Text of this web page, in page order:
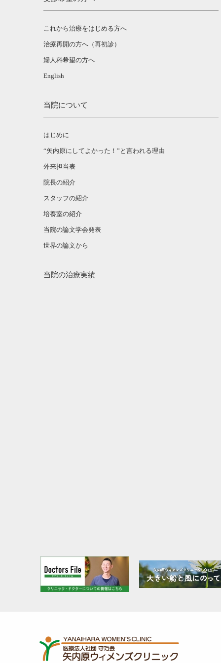
これから治療をはじめる方へ
治療再開の方へ（再初診）
婦人科希望の方へ
English
当院について
はじめに
“矢内原にしてよかった！”と言われる理由
外来担当表
院長の紹介
スタッフの紹介
培養室の紹介
当院の論文学会発表
世界の論文から
当院の治療実績